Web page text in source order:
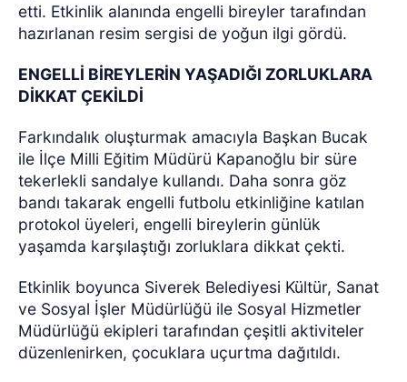
etti. Etkinlik alanında engelli bireyler tarafından
hazırlanan resim sergisi de yoğun ilgi gördü.
ENGELLİ BİREYLERİN YAŞADIĞI ZORLUKLARA
DİKKAT ÇEKİLDİ
Farkındalık oluşturmak amacıyla Başkan Bucak
ile İlçe Milli Eğitim Müdürü Kapanoğlu bir süre
tekerlekli sandalye kullandı. Daha sonra göz
bandı takarak engelli futbolu etkinliğine katılan
protokol üyeleri, engelli bireylerin günlük
yaşamda karşılaştığı zorluklara dikkat çekti.
Etkinlik boyunca Siverek Belediyesi Kültür, Sanat
ve Sosyal İşler Müdürlüğü ile Sosyal Hizmetler
Müdürlüğü ekipleri tarafından çeşitli aktiviteler
düzenlenirken, çocuklara uçurtma dağıtıldı.